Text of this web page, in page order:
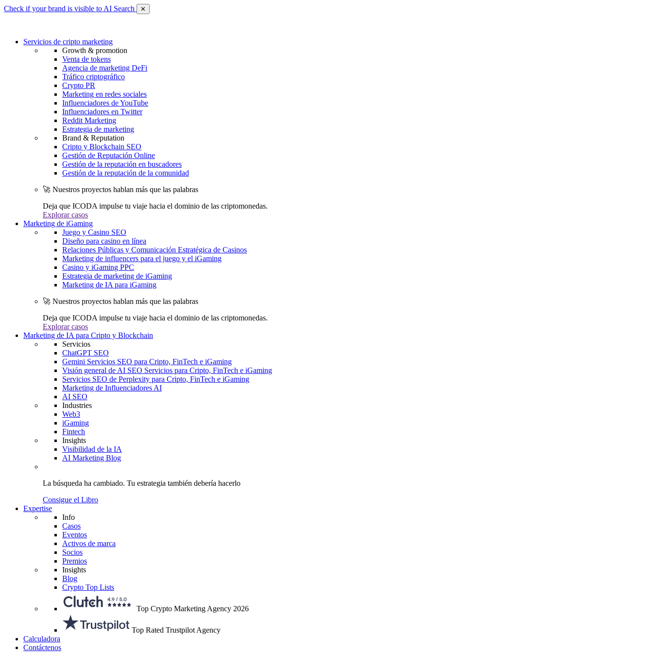
Check if your brand is visible to AI Search ✕
Servicios de cripto marketing
Growth & promotion
Venta de tokens
Agencia de marketing DeFi
Tráfico criptográfico
Crypto PR
Marketing en redes sociales
Influenciadores de YouTube
Influenciadores en Twitter
Reddit Marketing
Estrategia de marketing
Brand & Reputation
Cripto y Blockchain SEO
Gestión de Reputación Online
Gestión de la reputación en buscadores
Gestión de la reputación de la comunidad
🚀 Nuestros proyectos hablan más que las palabras
Deja que ICODA impulse tu viaje hacia el dominio de las criptomonedas.
Explorar casos
Marketing de iGaming
Juego y Casino SEO
Diseño para casino en línea
Relaciones Públicas y Comunicación Estratégica de Casinos
Marketing de influencers para el juego y el iGaming
Casino y iGaming PPC
Estrategia de marketing de iGaming
Marketing de IA para iGaming
🚀 Nuestros proyectos hablan más que las palabras
Deja que ICODA impulse tu viaje hacia el dominio de las criptomonedas.
Explorar casos
Marketing de IA para Cripto y Blockchain
Servicios
ChatGPT SEO
Gemini Servicios SEO para Cripto, FinTech e iGaming
Visión general de AI SEO Servicios para Cripto, FinTech e iGaming
Servicios SEO de Perplexity para Cripto, FinTech e iGaming
Marketing de Influenciadores AI
AI SEO
Industries
Web3
iGaming
Fintech
Insights
Visibilidad de la IA
AI Marketing Blog
La búsqueda ha cambiado. Tu estrategia también debería hacerlo
Consigue el Libro
Expertise
Info
Casos
Eventos
Activos de marca
Socios
Premios
Insights
Blog
Crypto Top Lists
Top Crypto Marketing Agency 2026
Top Rated Trustpilot Agency
Calculadora
Contáctenos